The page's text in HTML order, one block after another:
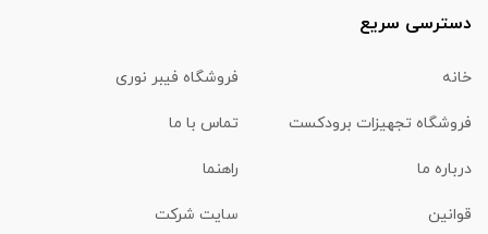
دسترسی سریع
خانه فروشگاه فیبر نوری
فروشگاه تجهیزات برودکست تماس با ما
درباره ما راهنما
قوانین سایت شرکت